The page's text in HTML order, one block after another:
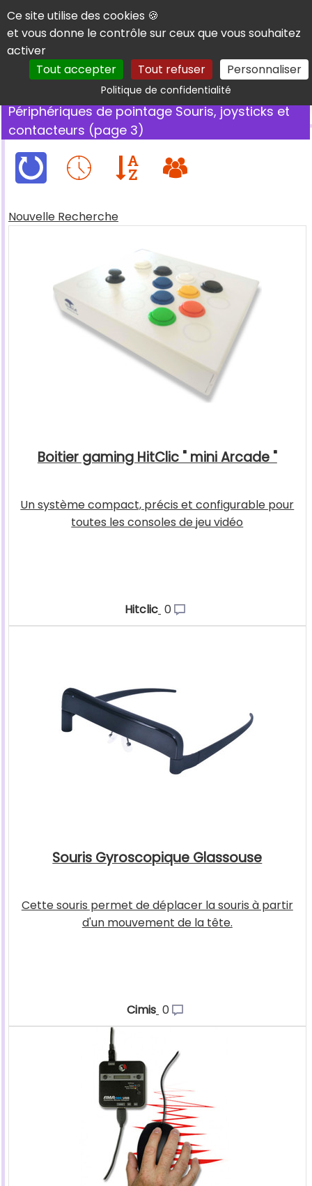
Panneau de gestion des cookies
Ce site utilise des cookies 🍪
et vous donne le contrôle sur ceux que vous souhaitez
activer
Tout accepter
Tout refuser Personnaliser
Politique de confidentialitéRechercher
Périphériques de pointage Souris, joysticks et
contacteurs (page 3)
Nouvelle Recherche
Boitier gaming HitClic " mini Arcade "
Un système compact, précis et configurable pour
toutes les consoles de jeu vidéo
Hitclic 0
Souris Gyroscopique Glassouse
Cette souris permet de déplacer la souris à partir
d'un mouvement de la tête.
Cimis 0